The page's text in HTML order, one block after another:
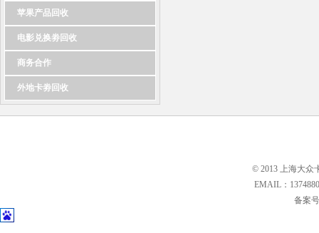
苹果产品回收
电影兑换劵回收
商务合作
外地卡劵回收
© 2013 上海大众
EMAIL：
备案